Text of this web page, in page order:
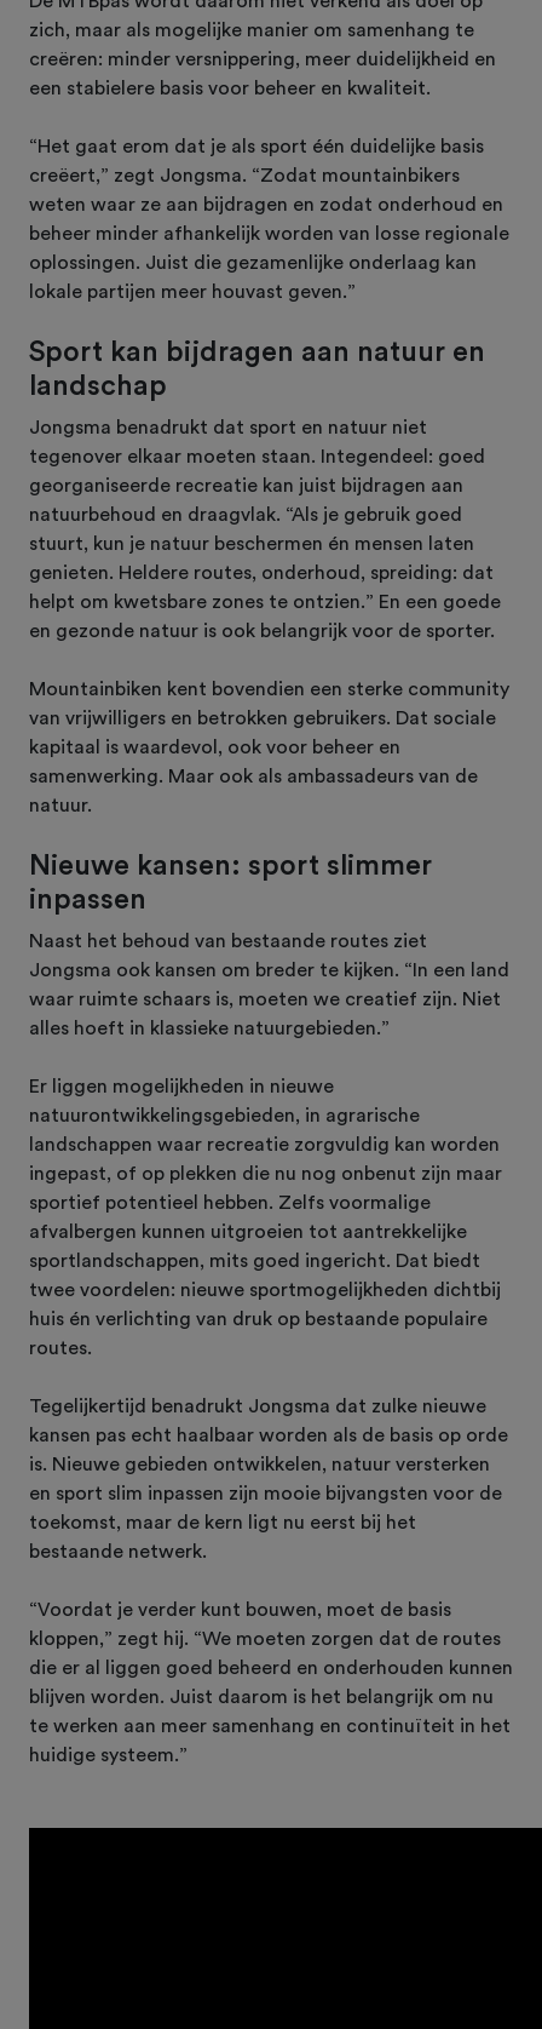
zich, maar als mogelijke manier om samenhang te
creëren: minder versnippering, meer duidelijkheid en
een stabielere basis voor beheer en kwaliteit.
“Het gaat erom dat je als sport één duidelijke basis
creëert,” zegt Jongsma. “Zodat mountainbikers
weten waar ze aan bijdragen en zodat onderhoud en
beheer minder afhankelijk worden van losse regionale
oplossingen. Juist die gezamenlijke onderlaag kan
lokale partijen meer houvast geven.”
Sport kan bijdragen aan natuur en
landschap
Jongsma benadrukt dat sport en natuur niet
tegenover elkaar moeten staan. Integendeel: goed
georganiseerde recreatie kan juist bijdragen aan
natuurbehoud en draagvlak. “Als je gebruik goed
stuurt, kun je natuur beschermen én mensen laten
genieten. Heldere routes, onderhoud, spreiding: dat
helpt om kwetsbare zones te ontzien.” En een goede
en gezonde natuur is ook belangrijk voor de sporter.
Mountainbiken kent bovendien een sterke community
van vrijwilligers en betrokken gebruikers. Dat sociale
kapitaal is waardevol, ook voor beheer en
samenwerking. Maar ook als ambassadeurs van de
natuur.
Nieuwe kansen: sport slimmer
inpassen
Naast het behoud van bestaande routes ziet
Jongsma ook kansen om breder te kijken. “In een land
waar ruimte schaars is, moeten we creatief zijn. Niet
alles hoeft in klassieke natuurgebieden.”
Er liggen mogelijkheden in nieuwe
natuurontwikkelingsgebieden, in agrarische
landschappen waar recreatie zorgvuldig kan worden
ingepast, of op plekken die nu nog onbenut zijn maar
sportief potentieel hebben. Zelfs voormalige
afvalbergen kunnen uitgroeien tot aantrekkelijke
sportlandschappen, mits goed ingericht. Dat biedt
twee voordelen: nieuwe sportmogelijkheden dichtbij
huis én verlichting van druk op bestaande populaire
routes.
Tegelijkertijd benadrukt Jongsma dat zulke nieuwe
kansen pas echt haalbaar worden als de basis op orde
is. Nieuwe gebieden ontwikkelen, natuur versterken
en sport slim inpassen zijn mooie bijvangsten voor de
toekomst, maar de kern ligt nu eerst bij het
bestaande netwerk.
“Voordat je verder kunt bouwen, moet de basis
kloppen,” zegt hij. “We moeten zorgen dat de routes
die er al liggen goed beheerd en onderhouden kunnen
blijven worden. Juist daarom is het belangrijk om nu
te werken aan meer samenhang en continuïteit in het
huidige systeem.”